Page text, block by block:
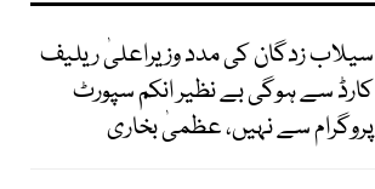
سیلاب زدگان کی مدد وزیراعلیٰ ریلیف
کارڈ سے ہوگی بے نظیر انکم سپورٹ
پروگرام سے نہیں، عظمیٰ بخاری